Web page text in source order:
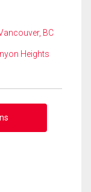
BC
Heights